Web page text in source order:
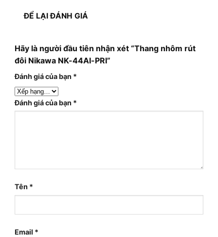
ĐỂ LẠI ĐÁNH GIÁ
Hãy là người đầu tiên nhận xét “Thang nhôm rút
đôi Nikawa NK-44AI-PRI”
Đánh giá của bạn *
Đánh giá của bạn *
Tên *
Email *